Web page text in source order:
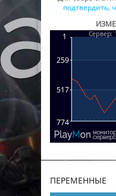
подтвердить,
ПЕРЕМЕННЫЕ